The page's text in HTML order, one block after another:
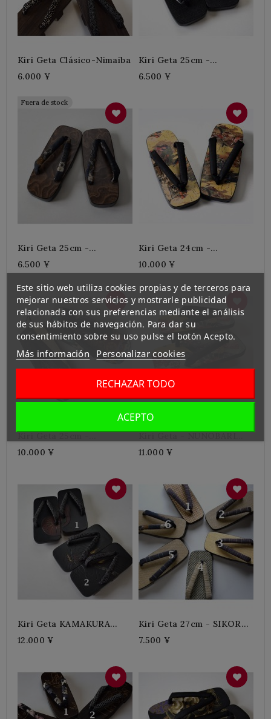
Kiri Geta Clásico-Nimaiba
6.000 ¥
Kiri Geta 25cm -
NUNOBARI NEGRO
6.500 ¥
Fuera de stock
Kiri Geta 25cm -
MOKUME BARI
6.500 ¥
Kiri Geta 24cm -
NUNOBARI GENJI EMAKI
10.000 ¥
NUNOBARI
10.000 ¥
NIMAIBA
11.000 ¥
Kiri Geta KAMAKURA
BORI Clásico-Nimaiba
12.000 ¥
Kiri Geta 27cm - SIKORO
BARI
7.500 ¥
Este sitio web utiliza cookies propias y de terceros para
mejorar nuestros servicios y mostrarle publicidad
relacionada con sus preferencias mediante el análisis
de sus hábitos de navegación. Para dar su
consentimiento sobre su uso pulse el botón Acepto.
Más información Personalizar cookies
RECHAZAR TODO
ACEPTO